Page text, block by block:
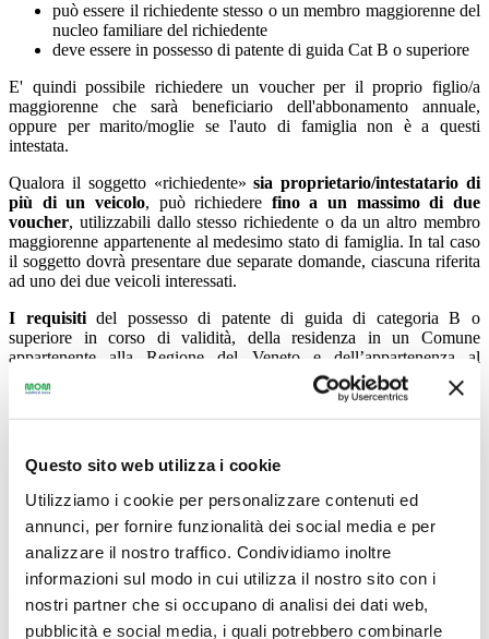
Questo sito web utilizza i cookie
Utilizziamo i cookie per personalizzare contenuti ed
annunci, per fornire funzionalità dei social media e per
analizzare il nostro traffico. Condividiamo inoltre
informazioni sul modo in cui utilizza il nostro sito con i
nostri partner che si occupano di analisi dei dati web,
pubblicità e social media, i quali potrebbero combinarle
può essere il richiedente stesso o un membro maggiorenne del
nucleo familiare del richiedente
deve essere in possesso di patente di guida Cat B o superiore
E' quindi possibile richiedere un voucher per il proprio figlio/a
maggiorenne che sarà beneficiario dell'abbonamento annuale,
oppure per marito/moglie se l'auto di famiglia non è a questi
intestata.
Qualora il soggetto «richiedente»sia proprietario/intestatario di
più di un veicolo, può richiedere fino a un massimo di due
voucher, utilizzabili dallo stesso richiedente o da un altro membro
maggiorenne appartenente al medesimo stato di famiglia. In tal caso
il soggetto dovrà presentare due separate domande, ciascuna riferita
ad uno dei due veicoli interessati.
I requisitidel possesso di patente di guida di categoria B o
superiore in corso di validità, della residenza in un Comune
appartenente alla Regione del Veneto e dell’appartenenza al
devono essere posseduti all’atto della
presentazione della domanda di contributo.
COSA SI PUO’ ACQUISTARE
Esclusivamente un abbonamento annuale (valido 12 mesi dalla data
di emissione, la validità temporale inizia a partire dal primo giorno
del mese, l’acquisto può avvenire dal giorno 20 del mese
precedente).